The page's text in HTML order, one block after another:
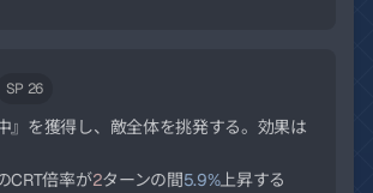
SP 26
』を獲得し、敵全体を挑発する。効果は
CRT倍率が2ターンの間5.9%上昇する